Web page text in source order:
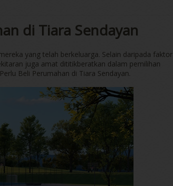
di Tiara Sendayan
yang telah berkeluarga. Selain daripada faktor
juga amat dititikberatkan dalam pemilihan
Beli Perumahan di Tiara Sendayan.